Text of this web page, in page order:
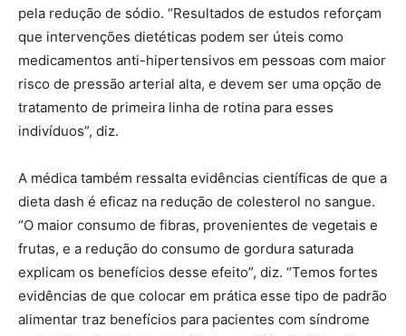
pela redução de sódio. “Resultados de estudos reforçam
que intervenções dietéticas podem ser úteis como
medicamentos anti-hipertensivos em pessoas com maior
risco de pressão arterial alta, e devem ser uma opção de
tratamento de primeira linha de rotina para esses
indivíduos”, diz.
A médica também ressalta evidências científicas de que a
dieta dash é eficaz na redução de colesterol no sangue.
“O maior consumo de fibras, provenientes de vegetais e
frutas, e a redução do consumo de gordura saturada
explicam os benefícios desse efeito”, diz. “Temos fortes
evidências de que colocar em prática esse tipo de padrão
alimentar traz benefícios para pacientes com síndrome